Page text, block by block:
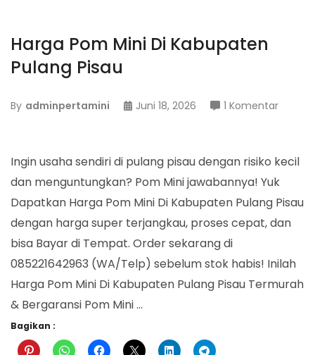
Harga Pom Mini Di Kabupaten
Pulang Pisau
By adminpertamini Juni 18, 2026 1 Komentarpada
Mini
Di
Ingin usaha sendiri di pulang pisau dengan risiko kecil
dan menguntungkan? Pom Mini jawabannya! Yuk
Dapatkan Harga Pom Mini Di Kabupaten Pulang Pisau
dengan harga super terjangkau, proses cepat, dan
bisa Bayar di Tempat. Order sekarang di
085221642963 (WA/Telp) sebelum stok habis! Inilah
Harga Pom Mini Di Kabupaten Pulang Pisau Termurah
& Bergaransi Pom Mini …
Bagikan :